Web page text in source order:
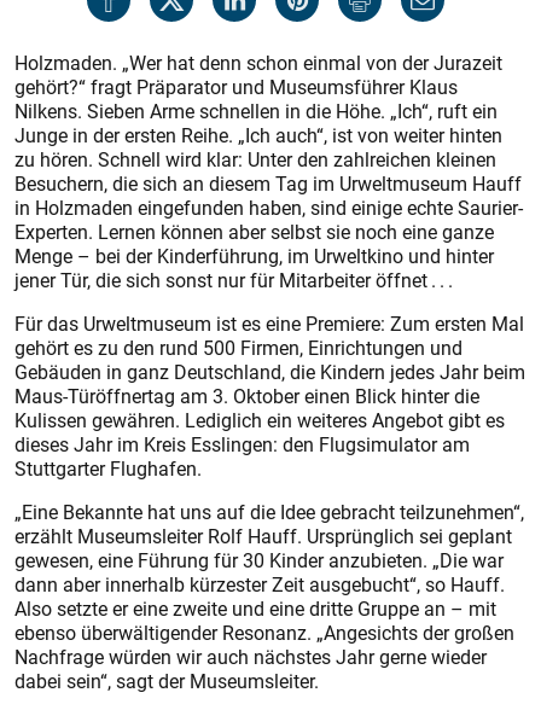
Holzmaden. „Wer hat denn schon einmal von der Jurazeit
gehört?“ fragt Präparator und Museumsführer Klaus
Nilkens. Sieben Arme schnellen in die Höhe. „Ich“, ruft ein
Junge in der ersten Reihe. „Ich auch“, ist von weiter hinten
zu hören. Schnell wird klar: Unter den zahlreichen kleinen
Besuchern, die sich an diesem Tag im Urweltmuseum Hauff
in Holzmaden eingefunden haben, sind einige echte Saurier-
Experten. Lernen können aber selbst sie noch eine ganze
Menge – bei der Kinderführung, im Urweltkino und hinter
jener Tür, die sich sonst nur für Mitarbeiter öffnet . . .
Für das Urweltmuseum ist es eine Premiere: Zum ersten Mal
gehört es zu den rund 500 Firmen, Einrichtungen und
Gebäuden in ganz Deutschland, die Kindern jedes Jahr beim
Maus-Türöffnertag am 3. Oktober einen Blick hinter die
Kulissen gewähren. Lediglich ein weiteres Angebot gibt es
dieses Jahr im Kreis Esslingen: den Flugsimulator am
Stuttgarter Flughafen.
„Eine Bekannte hat uns auf die Idee gebracht teilzunehmen“,
erzählt Museumsleiter Rolf Hauff. Ursprünglich sei geplant
gewesen, eine Führung für 30 Kinder anzubieten. „Die war
dann aber innerhalb kürzester Zeit ausgebucht“, so Hauff.
Also setzte er eine zweite und eine dritte Gruppe an – mit
ebenso überwältigender Resonanz. „Angesichts der großen
Nachfrage würden wir auch nächstes Jahr gerne wieder
dabei sein“, sagt der Museumsleiter.